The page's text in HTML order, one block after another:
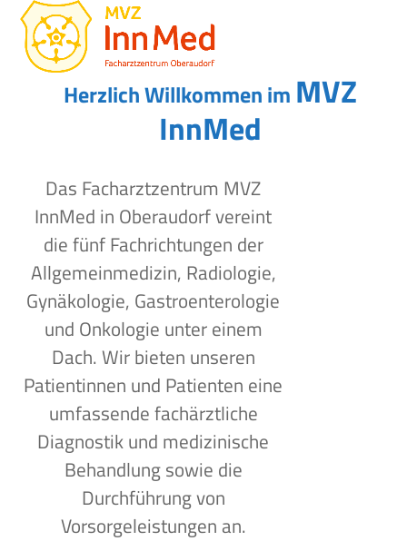
Skip
content
Open
mobile
menu
Close
mobile
menu
Herzlich Willkommen im MVZ
InnMed
Das Facharztzentrum MVZ
InnMed in Oberaudorf vereint
die fünf Fachrichtungen der
Allgemeinmedizin, Radiologie,
Gynäkologie, Gastroenterologie
und Onkologie unter einem
Dach. Wir bieten unseren
Patientinnen und Patienten eine
umfassende fachärztliche
Diagnostik und medizinische
Behandlung sowie die
Durchführung von
Vorsorgeleistungen an.